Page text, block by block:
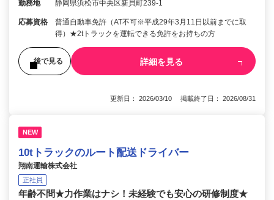
勤務地 静岡県浜松市中央区新貝町239-1
応募資格
普通自動車免許（AT不可※平成29年3月11日以前までに取
得）★2tトラックを運転できる免許をお持ちの方
後で見る 詳細を見る
更新日： 2026/03/10 掲載終了日： 2026/08/31
NEW
10tトラックのルート配送ドライバー
翔南運輸株式会社
正社員
年齢不問★力作業はナシ！未経験でも安心の研修制度★